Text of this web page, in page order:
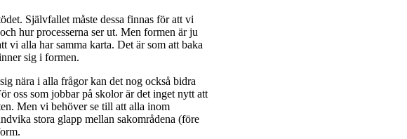
Självfallet måste dessa finnas för att vi
hur processerna ser ut. Men formen är ju
vi alla har samma karta. Det är som att baka
sig i formen.
nära i alla frågor kan det nog också bidra
oss som jobbar på skolor är det inget nytt att
Men vi behöver se till att alla inom
stora glapp mellan sakområdena (före